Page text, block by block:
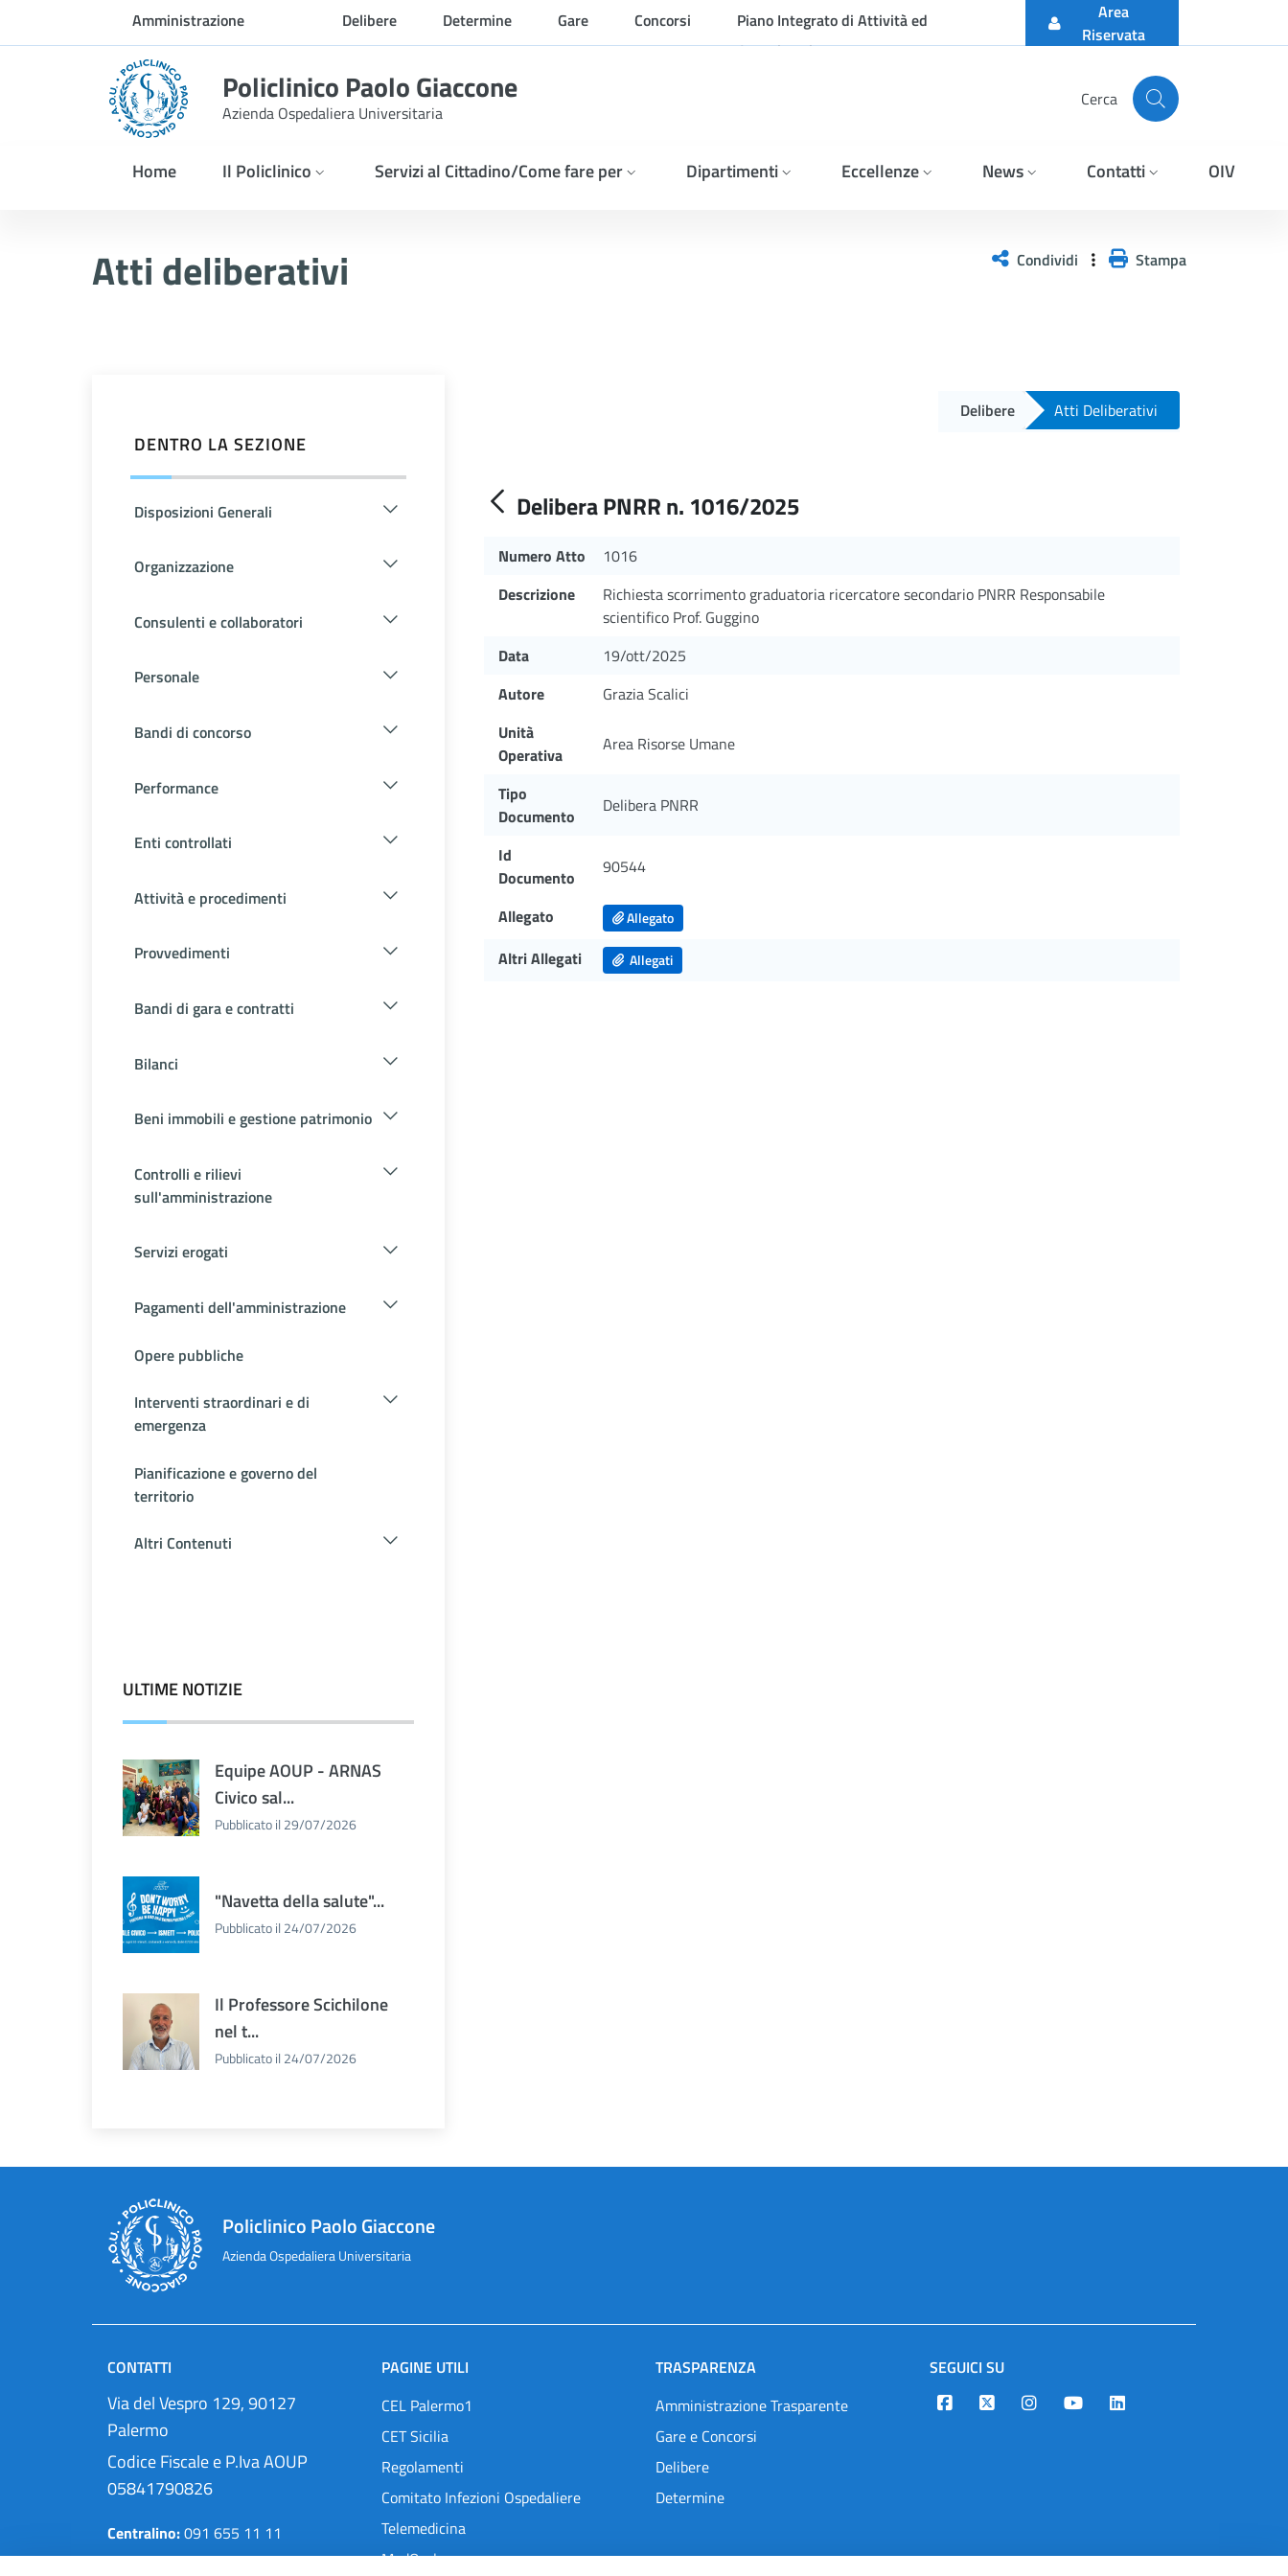
Skip to Main ContentAmministrazione
trasparente
Delibere Determine Gare Concorsi
Piano Integrato di Attività ed
Organizzazione
Area
Riservata
Policlinico Paolo Giaccone
Azienda Ospedaliera Universitaria
Cerca
Home Il Policlinico Servizi al Cittadino/Come fare per Dipartimenti Eccellenze News Contatti OIV
Atti deliberativi Condividi Stampa
DENTRO LA SEZIONE
Disposizioni Generali
Organizzazione
Consulenti e collaboratori
Personale
Bandi di concorso
Performance
Enti controllati
Attività e procedimenti
Provvedimenti
Bandi di gara e contratti
Bilanci
Beni immobili e gestione patrimonio
Controlli e rilievi
sull'amministrazione
Servizi erogati
Pagamenti dell'amministrazione
Opere pubbliche
Interventi straordinari e di
emergenza
Pianificazione e governo del
territorio
Altri Contenuti
ULTIME NOTIZIE
Equipe AOUP - ARNAS
Civico sal...
Pubblicato il 29/07/2026
"Navetta della salute"...
Pubblicato il 24/07/2026
Il Professore Scichilone
nel t...
Pubblicato il 24/07/2026
Delibere Atti Deliberativi
Delibera PNRR n. 1016/2025
Numero Atto
1016
Descrizione
Richiesta scorrimento graduatoria ricercatore secondario PNRR Responsabile
scientifico Prof. Guggino
Data
19/ott/2025
Autore
Grazia Scalici
Unità
Operativa
Area Risorse Umane
Tipo
Documento
Delibera PNRR
Id
Documento
90544
Allegato Allegato
Altri Allegati Allegati
Policlinico Paolo Giaccone
Azienda Ospedaliera Universitaria
CONTATTI
Via del Vespro 129, 90127
Palermo
Codice Fiscale e P.Iva AOUP
05841790826
Centralino:091 655 11 11
Pec:protocollo@cert.policlinico.pa.it
PAGINE UTILI
CEL Palermo1
CET Sicilia
Regolamenti
Comitato Infezioni Ospedaliere
Telemedicina
MedOral
TRASPARENZA
Amministrazione Trasparente
Gare e Concorsi
Delibere
Determine
SEGUICI SU
Designers Italia
TwitterInstagramYoutubeLinkedin